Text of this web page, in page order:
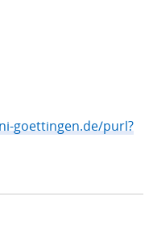
goettingen.de/purl?